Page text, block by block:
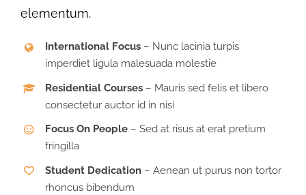
elementum.
International Focus – Nunc lacinia turpis
imperdiet ligula malesuada molestie
Residential Courses – Mauris sed felis et libero
consectetur auctor id in nisi
Focus On People – Sed at risus at erat pretium
fringilla
Student Dedication – Aenean ut purus non tortor
rhoncus bibendum